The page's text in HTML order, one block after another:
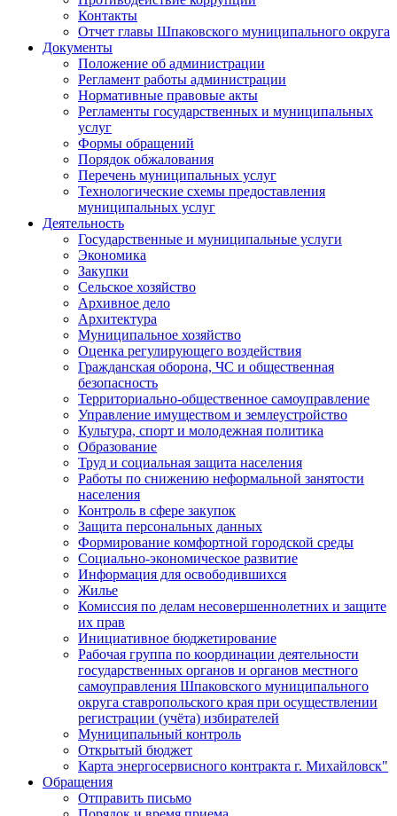
Контакты
Отчет главы Шпаковского муниципального округа
Документы
Положение об администрации
Регламент работы администрации
Нормативные правовые акты
Регламенты государственных и муниципальных
услуг
Формы обращений
Порядок обжалования
Перечень муниципальных услуг
Технологические схемы предоставления
муниципальных услуг
Деятельность
Государственные и муниципальные услуги
Экономика
Закупки
Сельское хозяйство
Архивное дело
Архитектура
Муниципальное хозяйство
Оценка регулирующего воздействия
Гражданская оборона, ЧС и общественная
безопасность
Территориально-общественное самоуправление
Управление имуществом и землеустройство
Культура, спорт и молодежная политика
Образование
Труд и социальная защита населения
Работы по снижению неформальной занятости
населения
Контроль в сфере закупок
Защита персональных данных
Формирование комфортной городской среды
Социально-экономическое развитие
Информация для освободившихся
Жилье
Комиссия по делам несовершеннолетних и защите
их прав
Инициативное бюджетирование
Рабочая группа по координации деятельности
государственных органов и органов местного
самоуправления Шпаковского муниципального
округа ставропольского края при осуществлении
регистрации (учёта) избирателей
Муниципальный контроль
Открытый бюджет
Карта энергосервисного контракта г. Михайловск"
Обращения
Отправить письмо